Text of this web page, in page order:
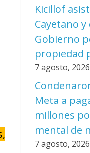
Kicillof
Cayetano y
Gobierno
propiedad
7 agosto, 2026
Meta a
millones
mental de
7 agosto, 2026